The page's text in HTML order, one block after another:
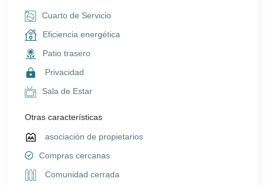
Cuarto de Servicio
Eficiencia energética
Patio trasero
Privacidad
Sala de Estar
Otras características
asociación de propietarios
Compras cercanas
Comunidad cerrada